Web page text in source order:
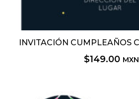
INVITACIÓN CUMPLEAÑOS
$149.00 MXN